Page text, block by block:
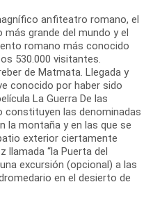
anfiteatro romano, el
grande del mundo y el
romano más conocido
530.000 visitantes.
de Matmata. Llegada y
conocido por haber sido
La Guerra De las
constituyen las denominadas
la montaña y en las que se
exterior ciertamente
llamada “la Puerta del
excursión (opcional) a las
en el desierto de